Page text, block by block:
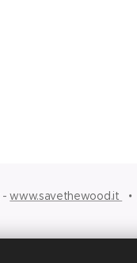
-www.savethewood.it